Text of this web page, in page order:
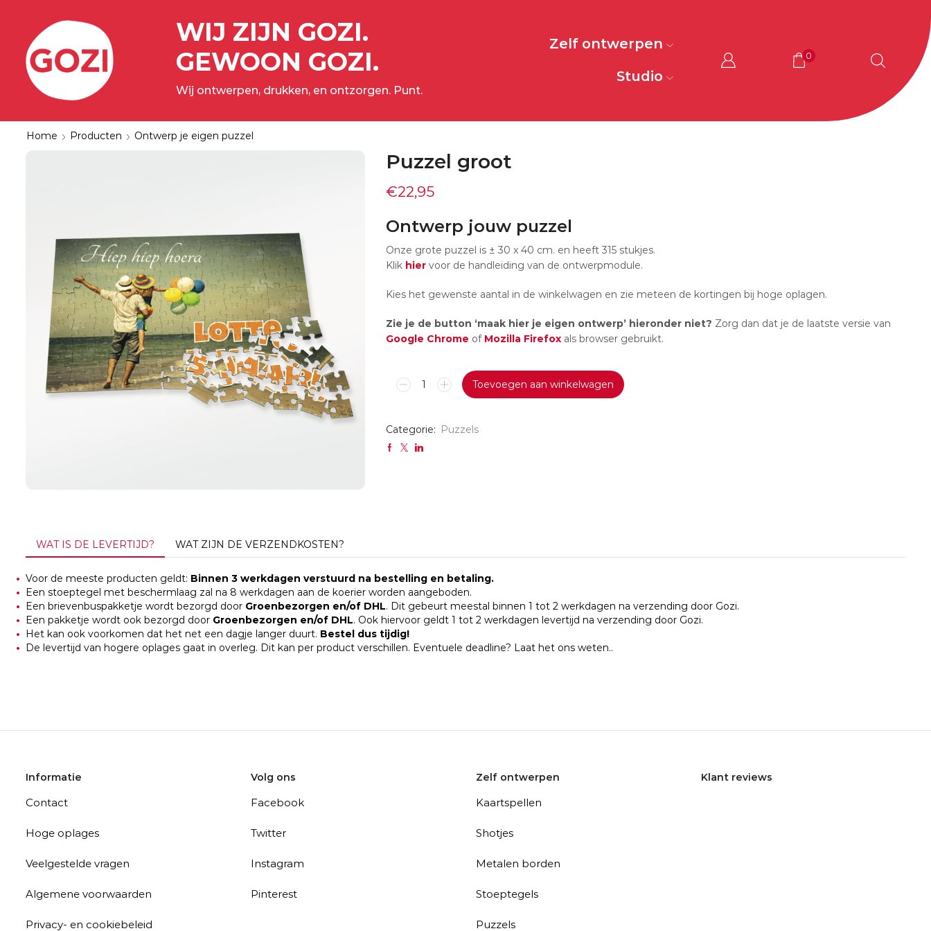
WIJ ZIJN GOZI.
GEWOON GOZI.
Wij ontwerpen, drukken, en ontzorgen. Punt.
Zelf ontwerpen
Studio
0
Home Producten Ontwerp je eigen puzzel
Puzzel groot
€22,95
Ontwerp jouw puzzel
Onze grote puzzel is ± 30 x 40 cm. en heeft 315 stukjes.
Klik hier voor de handleiding van de ontwerpmodule.
Kies het gewenste aantal in de winkelwagen en zie meteen de kortingen bij hoge oplagen.
Zie je de button ‘maak hier je eigen ontwerp’ hieronder niet? Zorg dan dat je de laatste versie van
Google Chrome of Mozilla Firefox als browser gebruikt.
Puzzel
groot
Toevoegen aan winkelwagen
Categorie: Puzzels
WAT IS DE LEVERTIJD? WAT ZIJN DE VERZENDKOSTEN?
Voor de meeste producten geldt: Binnen 3 werkdagen verstuurd na bestelling en betaling.
Een stoeptegel met beschermlaag zal na 8 werkdagen aan de koerier worden aangeboden.
Een brievenbuspakketje wordt bezorgd door Groenbezorgen en/of DHL. Dit gebeurt meestal binnen 1 tot 2 werkdagen na verzending door Gozi.
Een pakketje wordt ook bezorgd door Groenbezorgen en/of DHL. Ook hiervoor geldt 1 tot 2 werkdagen levertijd na verzending door Gozi.
Het kan ook voorkomen dat het net een dagje langer duurt. Bestel dus tijdig!
De levertijd van hogere oplages gaat in overleg. Dit kan per product verschillen. Eventuele deadline? Laat het ons weten..
Informatie
Contact
Hoge oplages
Veelgestelde vragen
Algemene voorwaarden
Privacy- en cookiebeleid
Volg ons
Facebook
Twitter
Instagram
Pinterest
Zelf ontwerpen
Kaartspellen
Shotjes
Metalen borden
Stoeptegels
Puzzels
Klant reviews